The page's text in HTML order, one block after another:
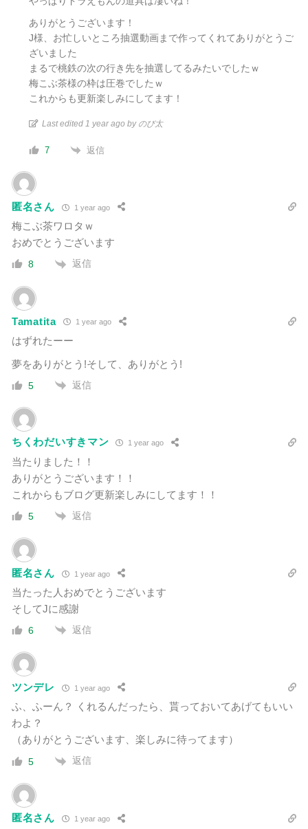
ありがとうございます！
J様、お忙しいところ抽選動画まで作ってくれてありがとうご
ざいました
まるで桃鉄の次の行き先を抽選してるみたいでしたｗ
梅こぶ茶様の枠は圧巻でしたｗ
これからも更新楽しみにしてます！
Last edited 1 year ago by のび太
7 返信
匿名さん 1 year ago
梅こぶ茶ワロタｗ
おめでとうございます
8 返信
Tamatita 1 year ago
はずれたーー
夢をありがとう!そして、ありがとう!
5 返信
ちくわだいすきマン 1 year ago
当たりました！！
ありがとうございます！！
これからもブログ更新楽しみにしてます！！
5 返信
匿名さん 1 year ago
当たった人おめでとうございます
そしてJに感謝
6 返信
ツンデレ 1 year ago
ふ、ふーん？ くれるんだったら、貰っておいてあげてもいい
わよ？
（ありがとうございます、楽しみに待ってます）
5 返信
匿名さん 1 year ago